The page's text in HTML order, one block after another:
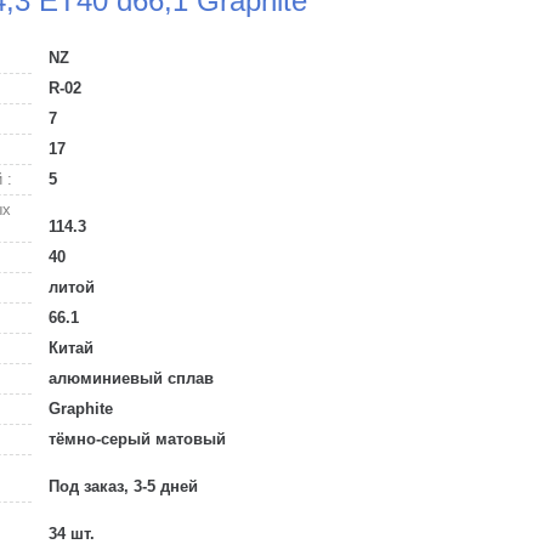
NZ
R-02
7
17
:
5
114.3
40
литой
66.1
Китай
алюминиевый сплав
Graphite
тёмно-серый матовый
Под заказ, 3-5 дней
34 шт.